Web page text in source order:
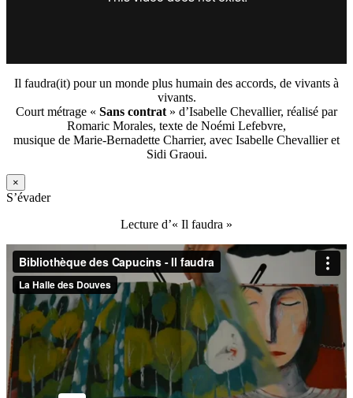
Il faudra(it) pour un monde plus humain des accords, de vivants à
vivants.
Court métrage « Sans contrat » d’Isabelle Chevallier, réalisé par
Romaric Morales, texte de Noémi Lefebvre,
musique de Marie-Bernadette Charrier, avec Isabelle Chevallier et
Sidi Graoui.
×
S’évader
Lecture d’« Il faudra »